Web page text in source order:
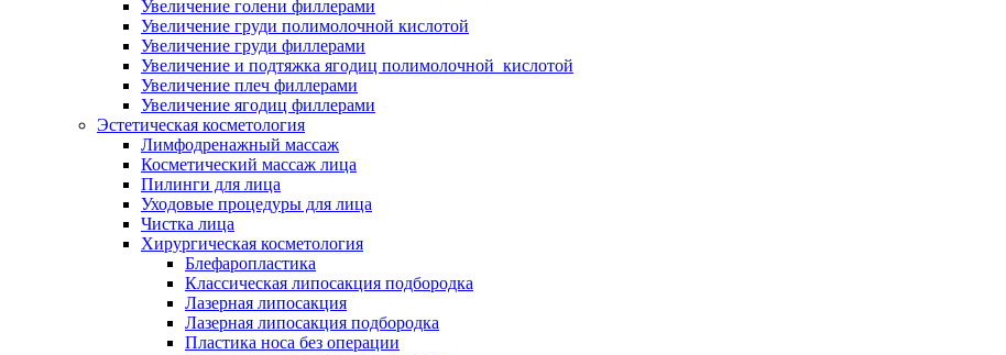
Увеличение голени филлерами
Увеличение груди полимолочной кислотой
Увеличение груди филлерами
Увеличение и подтяжка ягодиц полимолочной кислотой
Увеличение плеч филлерами
Увеличение ягодиц филлерами
Эстетическая косметология
Лимфодренажный массаж
Косметический массаж лица
Пилинги для лица
Уходовые процедуры для лица
Чистка лица
Хирургическая косметология
Блефаропластика
Классическая липосакция подбородка
Лазерная липосакция
Лазерная липосакция подбородка
Пластика носа без операции